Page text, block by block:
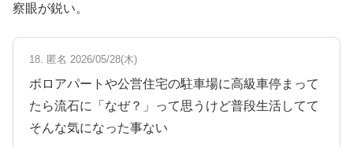
察眼が鋭い。
18. 匿名 2026/05/28(木)
ボロアパートや公営住宅の駐車場に高級車停まって
たら流石に「なぜ？」って思うけど普段生活してて
そんな気になった事ない